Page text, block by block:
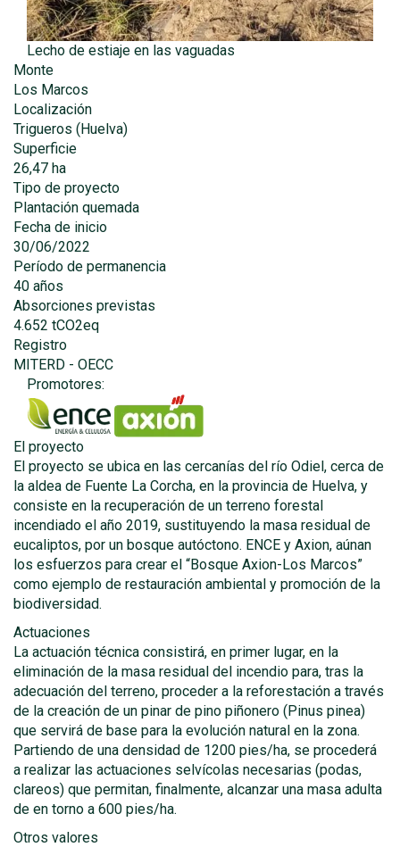
Lecho de estiaje en las vaguadas
Monte
Los Marcos
Localización
Trigueros (Huelva)
Superficie
26,47 ha
Tipo de proyecto
Plantación quemada
Fecha de inicio
30/06/2022
Período de permanencia
40 años
Absorciones previstas
4.652 tCO2eq
Registro
MITERD - OECC
Promotores:
El proyecto
El proyecto se ubica en las cercanías del río Odiel, cerca de
la aldea de Fuente La Corcha, en la provincia de Huelva, y
consiste en la recuperación de un terreno forestal
incendiado el año 2019, sustituyendo la masa residual de
eucaliptos, por un bosque autóctono. ENCE y Axion, aúnan
los esfuerzos para crear el “Bosque Axion-Los Marcos”
como ejemplo de restauración ambiental y promoción de la
biodiversidad.
Actuaciones
La actuación técnica consistirá, en primer lugar, en la
eliminación de la masa residual del incendio para, tras la
adecuación del terreno, proceder a la reforestación a través
de la creación de un pinar de pino piñonero (Pinus pinea)
que servirá de base para la evolución natural en la zona.
Partiendo de una densidad de 1200 pies/ha, se procederá
a realizar las actuaciones selvícolas necesarias (podas,
clareos) que permitan, finalmente, alcanzar una masa adulta
de en torno a 600 pies/ha.
Otros valores